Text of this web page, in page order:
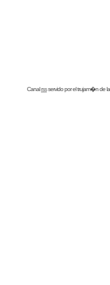
Canalrssservido por eltrujam�nde